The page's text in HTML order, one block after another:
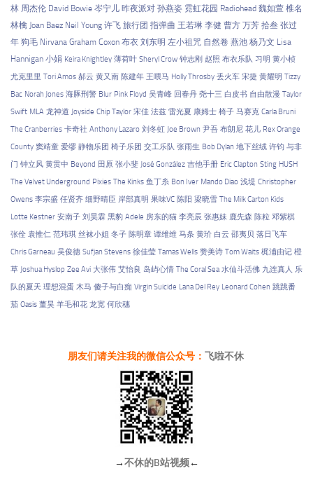
林 周杰伦 David Bowie 岑宁儿 昨夜派对 孙燕姿 霓虹花园 Radiohead 魏如萱 椎名
林檎 Joan Baez Neil Young 许飞 旅行团 指弹曲 王若琳 李健 曹方 万芳 拾叁 张过
年 狗毛 Nirvana Graham Coxon 布衣 刘东明 左小祖咒 自然卷 燕池 杨乃文 Lisa
Hannigan 小娟 Keira Knightley 薄荷叶 Sheryl Crow 钟志刚 赵照 布衣乐队 习明 黄小桢
尤克里里 Tori Amos 郝云 黄又南 陈建年 王喂马 Holly Throsby 丢火车 宋捷 黄耀明 Tizzy
Bac Norah Jones 海豚刑警 Blur Pink Floyd 吴青峰 回春丹 尧十三 白皮书 自由散漫 Taylor
Swift MLA 龙神道 Joyside Chip Taylor 宋佳 法兹 雷光夏 康姆士 椅子 马赛克 Carla Bruni
The Cranberries 卡奇社 Anthony Lazaro 刘冬虹 Joe Brown 尹吾 布朗尼 花儿 Rex Orange
County 窦靖童 爱缪 静物乐团 椅子乐团 交工乐队 张雨生 Bob Dylan 地下丝绒 许钧 与非
门 钟立风 黄贯中 Beyond 田原 张小斐 José González 吉他手册 Eric Clapton Sting HUSH
The Velvet Underground Pixies The Kinks 鱼丁糸 Bon Iver Mando Diao 浅堤 Christopher
Owens 李宗盛 任贤齐 细野晴臣 岸部真明 果味VC 陈阳 梁晓雪 The Milk Carton Kids
Lotte Kestner 安南子 刘昊霖 黑豹 Adele 房东的猫 李亮辰 张惠妹 鹿先森 陈粒 邓紫棋
张佺 袁惟仁 范玮琪 丝袜小姐 冬子 陈明章 谭维维 马条 黄玠 白云 邵夷贝 落日飞车
Chris Garneau 吴俊德 Sufjan Stevens 徐佳莹 Tamas Wells 赞美诗 Tom Waits 梶浦由记 橙
草 Joshua Hyslop Zee Avi 大张伟 艾怡良 岛屿心情 The Coral Sea 水仙斗活佛 九连真人 乐
队的夏天 理想混蛋 木马 傻子与白痴 Virgin Suicide Lana Del Rey Leonard Cohen 跳跳番
茄 Oasis 董昊 羊毛和花 龙宽 何欣穗
朋友们请关注我的微信公众号： 飞啦不休
→不休的B站视频←